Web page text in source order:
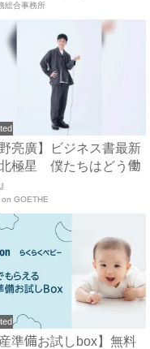
総合事務所
野亮廣】ビジネス書最新
極星 僕たちはどう働
on GOETHE
産準備お試しbox】無料